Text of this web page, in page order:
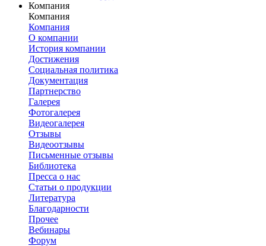
Компания
Компания
Компания
О компании
История компании
Достижения
Социальная политика
Документация
Партнерство
Галерея
Фотогалерея
Видеогалерея
Отзывы
Видеоотзывы
Письменные отзывы
Библиотека
Пресса о нас
Статьи о продукции
Литература
Благодарности
Прочее
Вебинары
Форум